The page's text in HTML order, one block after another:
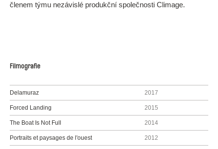
členem týmu nezávislé produkční společnosti Climage.
Filmografie
Delamuraz 2017
Forced Landing 2015
The Boat Is Not Full 2014
Portraits et paysages de l'ouest 2012